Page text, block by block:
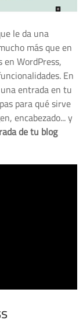
le da una
más que en
WordPress,
En
entrada en tu
para qué sirve
encabezado... y
de tu blog